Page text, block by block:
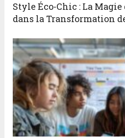
Style Éco-Chic : La Magie
dans la Transformation